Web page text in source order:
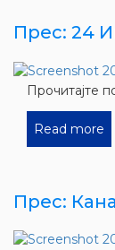
Прес: 24
Прочитајте
Read more
Прес: